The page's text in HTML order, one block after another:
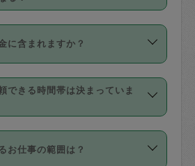
組みになっています。
）のみとなります。
入力ください。プロフィー
ご入力いただかなくても大
ド・プリペイドカード（Vプ
など）は支払にはご利
金払いも対応していませ
ポット」と「定期（毎週｜
り、「定期」の依頼は「ス
お得な料金でご利用できま
用回数は設けていない代わ
を超えたキャンセルは有償
に含まれますか？
料金とは別途発生し、依頼
と合わせてお支払いとなり
の金額は「依頼の詳細」に
できる時間帯は決まっていま
類あります。いずれも１回あ
す。
お仕事の範囲は？